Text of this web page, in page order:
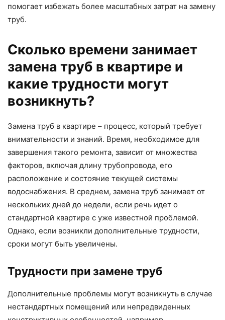
помогает избежать более масштабных затрат на замену
труб.
Сколько времени занимает
замена труб в квартире и
какие трудности могут
возникнуть?
Замена труб в квартире – процесс, который требует
внимательности и знаний. Время, необходимое для
завершения такого ремонта, зависит от множества
факторов, включая длину трубопровода, его
расположение и состояние текущей системы
водоснабжения. В среднем, замена труб занимает от
нескольких дней до недели, если речь идет о
стандартной квартире с уже известной проблемой.
Однако, если возникли дополнительные трудности,
сроки могут быть увеличены.
Трудности при замене труб
Дополнительные проблемы могут возникнуть в случае
нестандартных помещений или непредвиденных